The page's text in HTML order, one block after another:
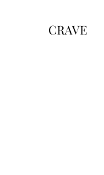
CRAVE